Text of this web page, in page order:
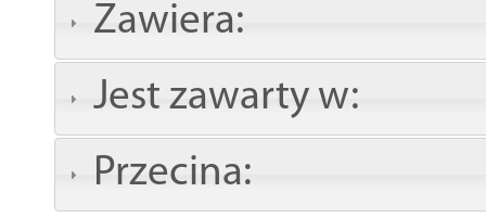
Zawiera:
Jest zawarty w:
Przecina: